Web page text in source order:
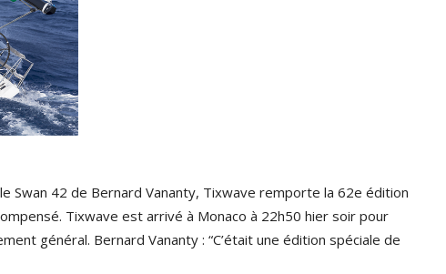
Swan 42 de Bernard Vananty, Tixwave remporte la 62e édition
Tixwave est arrivé à Monaco à 22h50 hier soir pour
général. Bernard Vananty : “C’était une édition spéciale de